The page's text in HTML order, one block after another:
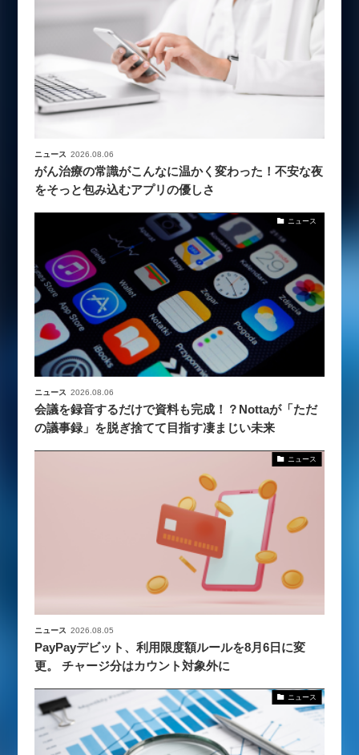
ニュース 2026.08.06
がん治療の常識がこんなに温かく変わった！不安な夜
をそっと包み込むアプリの優しさ
ニュース
ニュース 2026.08.06
会議を録音するだけで資料も完成！？Nottaが「ただ
の議事録」を脱ぎ捨てて目指す凄まじい未来
ニュース
ニュース 2026.08.05
PayPayデビット、利用限度額ルールを8月6日に変
更。 チャージ分はカウント対象外に
ニュース